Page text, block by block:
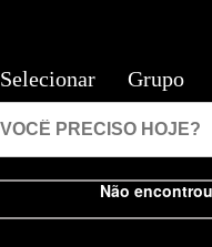
Não
Selecionar Grupo